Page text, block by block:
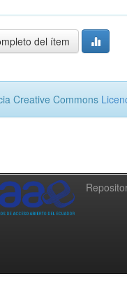
del ítem
Creative Commons